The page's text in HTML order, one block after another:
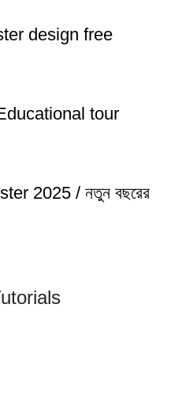
design free
Educational tour
2025 / নতুন বছরের